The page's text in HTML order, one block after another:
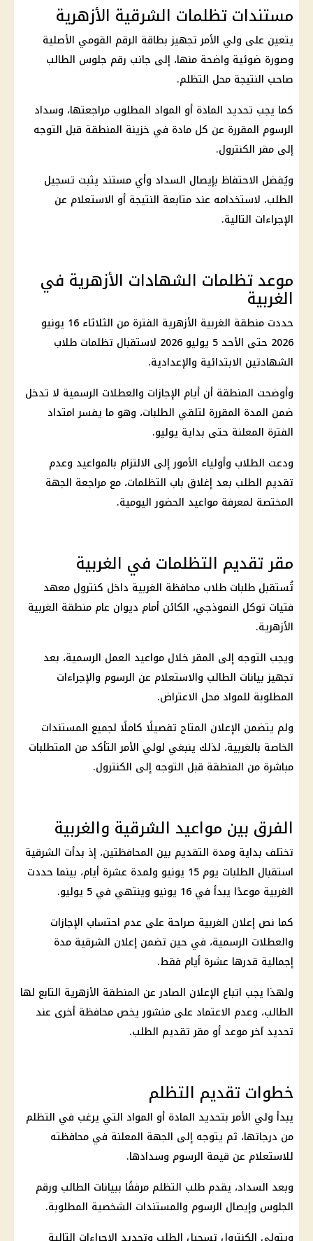
مستندات تظلمات الشرقية الأزهرية
يتعين على ولي الأمر تجهيز بطاقة الرقم القومي الأصلية
وصورة ضوئية واضحة منها، إلى جانب رقم جلوس الطالب
صاحب النتيجة محل التظلم.
كما يجب تحديد المادة أو المواد المطلوب مراجعتها، وسداد
الرسوم المقررة عن كل مادة في خزينة المنطقة قبل التوجه
إلى مقر الكنترول.
ويُفضل الاحتفاظ بإيصال السداد وأي مستند يثبت تسجيل
الطلب، لاستخدامه عند متابعة النتيجة أو الاستعلام عن
الإجراءات التالية.
موعد تظلمات الشهادات الأزهرية في
الغربية
حددت منطقة الغربية الأزهرية الفترة من الثلاثاء 16 يونيو
2026 حتى الأحد 5 يوليو 2026 لاستقبال تظلمات طلاب
الشهادتين الابتدائية والإعدادية.
وأوضحت المنطقة أن أيام الإجازات والعطلات الرسمية لا تدخل
ضمن المدة المقررة لتلقي الطلبات، وهو ما يفسر امتداد
الفترة المعلنة حتى بداية يوليو.
ودعت الطلاب وأولياء الأمور إلى الالتزام بالمواعيد وعدم
تقديم الطلب بعد إغلاق باب التظلمات، مع مراجعة الجهة
المختصة لمعرفة مواعيد الحضور اليومية.
مقر تقديم التظلمات في الغربية
تُستقبل طلبات طلاب محافظة الغربية داخل كنترول معهد
فتيات توكل النموذجي، الكائن أمام ديوان عام منطقة الغربية
الأزهرية.
ويجب التوجه إلى المقر خلال مواعيد العمل الرسمية، بعد
تجهيز بيانات الطالب والاستعلام عن الرسوم والإجراءات
المطلوبة للمواد محل الاعتراض.
ولم يتضمن الإعلان المتاح تفصيلًا كاملًا لجميع المستندات
الخاصة بالغربية، لذلك ينبغي لولي الأمر التأكد من المتطلبات
مباشرة من المنطقة قبل التوجه إلى الكنترول.
الفرق بين مواعيد الشرقية والغربية
تختلف بداية ومدة التقديم بين المحافظتين، إذ بدأت الشرقية
استقبال الطلبات يوم 15 يونيو ولمدة عشرة أيام، بينما حددت
الغربية موعدًا يبدأ في 16 يونيو وينتهي في 5 يوليو.
كما نص إعلان الغربية صراحة على عدم احتساب الإجازات
والعطلات الرسمية، في حين تضمن إعلان الشرقية مدة
إجمالية قدرها عشرة أيام فقط.
ولهذا يجب اتباع الإعلان الصادر عن المنطقة الأزهرية التابع لها
الطالب، وعدم الاعتماد على منشور يخص محافظة أخرى عند
تحديد آخر موعد أو مقر تقديم الطلب.
خطوات تقديم التظلم
يبدأ ولي الأمر بتحديد المادة أو المواد التي يرغب في التظلم
من درجاتها، ثم يتوجه إلى الجهة المعلنة في محافظته
للاستعلام عن قيمة الرسوم وسدادها.
وبعد السداد، يقدم طلب التظلم مرفقًا ببيانات الطالب ورقم
الجلوس وإيصال الرسوم والمستندات الشخصية المطلوبة.